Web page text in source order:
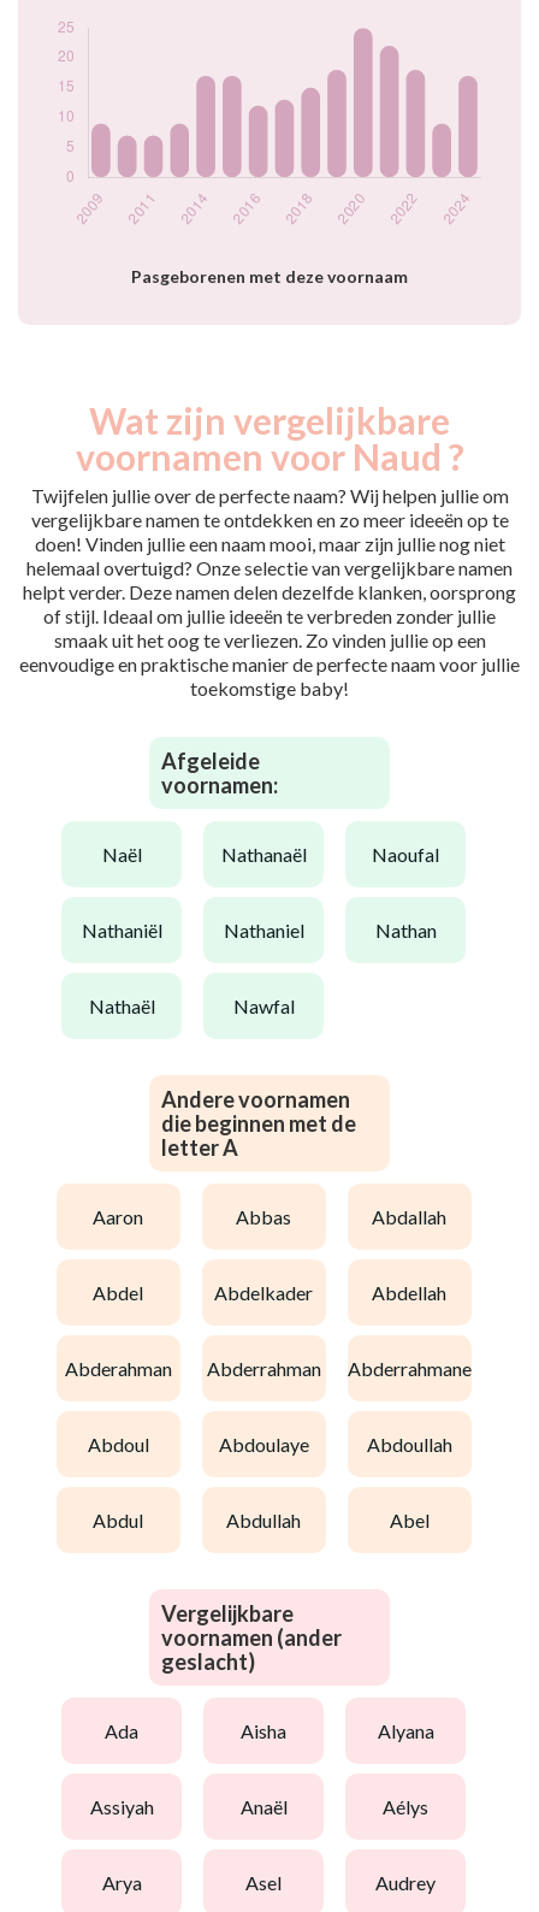
Pasgeborenen met deze voornaam
Popularité du
prénom Naud par
2020
2021
2022
2023
Wat zijn vergelijkbare
voornamen voor Naud ?
Twijfelen jullie over de perfecte naam? Wij helpen jullie om
vergelijkbare namen te ontdekken en zo meer ideeën op te
doen! Vinden jullie een naam mooi, maar zijn jullie nog niet
helemaal overtuigd? Onze selectie van vergelijkbare namen
helpt verder. Deze namen delen dezelfde klanken, oorsprong
of stijl. Ideaal om jullie ideeën te verbreden zonder jullie
smaak uit het oog te verliezen. Zo vinden jullie op een
eenvoudige en praktische manier de perfecte naam voor jullie
toekomstige baby!
Afgeleide
voornamen:
naël nathanaël naoufal
nathaniël nathaniel nathan
nathaël nawfal
Andere voornamen
die beginnen met de
letter A
aaron abbas abdallah
abdel abdelkader abdellah
abderahman abderrahman abderrahmane
abdoul abdoulaye abdoullah
abdul abdullah abel
Vergelijkbare
voornamen (ander
geslacht)
ada aisha alyana
assiyah anaël aélys
arya asel audrey